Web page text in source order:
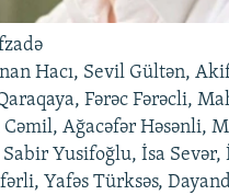
Hacı, Sevil Gültən,
Fərəc Fərəcli,
Cəmil, Ağacəfər Həsənli,
Yusifoğlu, İsa
Yafəs Türksəs,